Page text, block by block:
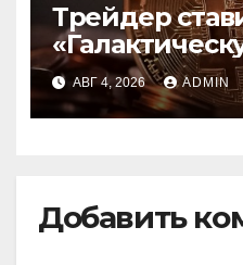
Трейдер
Circle,
АВГ 4, 2026 ADMIN
Добавить